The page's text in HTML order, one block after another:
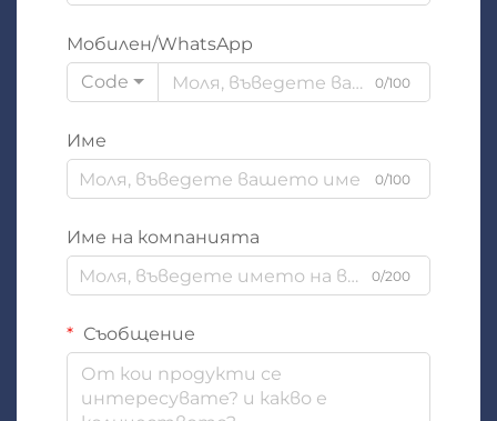
Мобилен/WhatsApp
Code
0/100
Име
0/100
Име на компанията
0/200
Съобщение